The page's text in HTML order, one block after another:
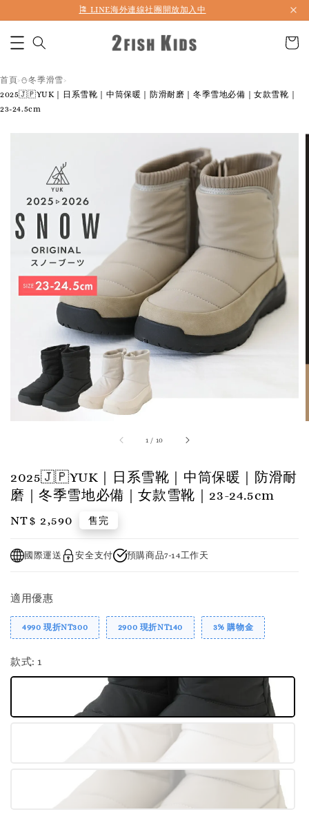
🎏 LINE海外連線社團開放加入中
首頁›⛄️冬季滑雪›
2025🇯🇵YUK｜日系雪靴｜中筒保暖｜防滑耐磨｜冬季雪地必備｜女款雪靴｜
23-24.5cm
1 / 10
2025🇯🇵YUK｜日系雪靴｜中筒保暖｜防滑耐
磨｜冬季雪地必備｜女款雪靴｜23-24.5cm
Regular
NT$ 2,590 售完
國際運送 安全支付 預購商品7-14工作天
適用優惠
4990 現折NT300 2900 現折NT140 3% 購物金
款式: 1